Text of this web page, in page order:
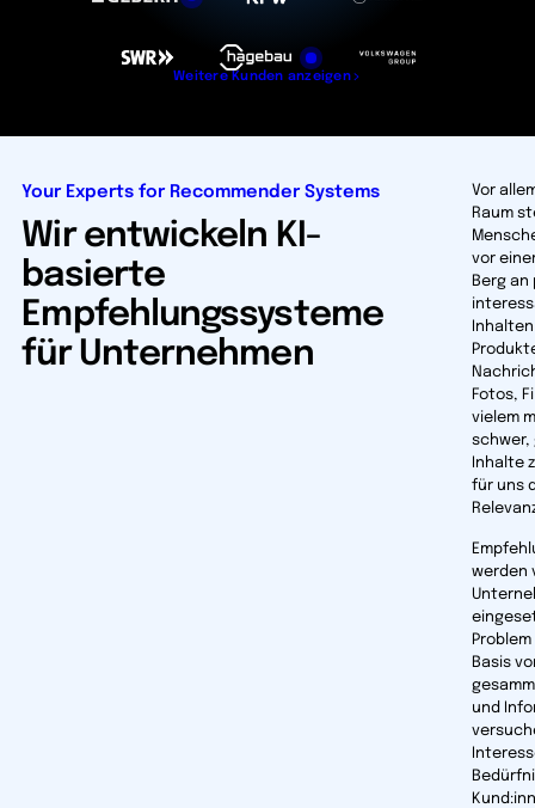
Weitere Kunden anzeigen
Your Experts for Recommender Systems
Wir entwickeln KI-
basierte
Empfehlungssysteme
für Unternehmen
Vor
Raum
vor
Berg
Fotos,
vielem
schwer,
Inhalte
für uns
werden
Basis
und